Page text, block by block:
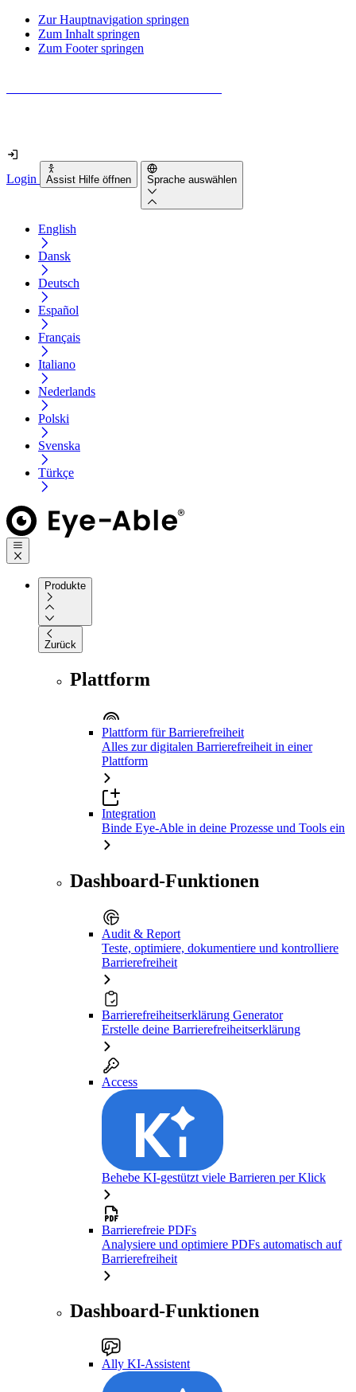
Zur Hauptnavigation springen
Zum Inhalt springen
Zum Footer springen
Login Assist Hilfe öffnen Sprache auswählen
English
Dansk
Deutsch
Español
Français
Italiano
Nederlands
Polski
Svenska
Türkçe
Produkte
Zurück
Plattform
Plattform für Barrierefreiheit
Alles zur digitalen Barrierefreiheit in einer
Plattform
Integration
Binde Eye-Able in deine Prozesse und Tools ein
Dashboard-Funktionen
Audit & Report
Teste, optimiere, dokumentiere und kontrolliere
Barrierefreiheit
Barrierefreiheitserklärung Generator
Erstelle deine Barrierefreiheitserklärung
Access
Behebe KI-gestützt viele Barrieren per Klick
Barrierefreie PDFs
Analysiere und optimiere PDFs automatisch auf
Barrierefreiheit
Dashboard-Funktionen
Ally KI-Assistent